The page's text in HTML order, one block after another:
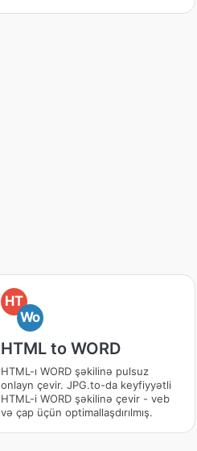
HT
Wo
HTML to WORD
HTML-ı WORD şəkilinə pulsuz
onlayn çevir. JPG.to-da keyfiyyətli
HTML-i WORD şəkilinə çevir - veb
və çap üçün optimallaşdırılmış.